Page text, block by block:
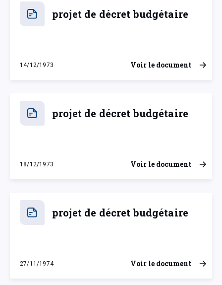
projet de décret budgétaire
14/12/1973
vendredi 14 décembre 1973
Voir le document
projet de décret budgétaire
18/12/1973
mardi 18 décembre 1973
Voir le document
projet de décret budgétaire
27/11/1974
mercredi 27 novembre 1974
Voir le document